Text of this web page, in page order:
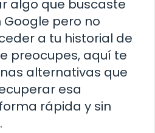
algo que buscaste
pero no
a tu historial de
preocupes, aquí te
alternativas que
esa
rápida y sin